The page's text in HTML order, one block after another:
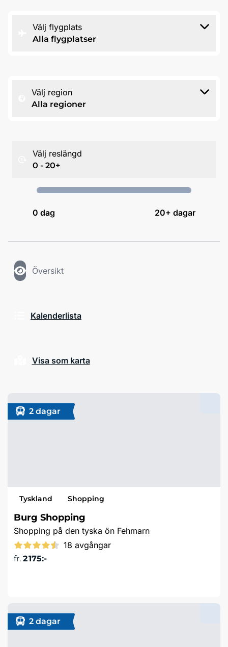
Välj flygplats
Alla flygplatser
Välj region
Alla regioner
Välj reslängd
0 - 20+
0 dag 20+ dagar
Översikt
Kalenderlista
Visa som karta
2 dagar
Tyskland Shopping
Burg Shopping
Shopping på den tyska ön Fehmarn
18 avgångar
fr. 2 175:-
2 dagar